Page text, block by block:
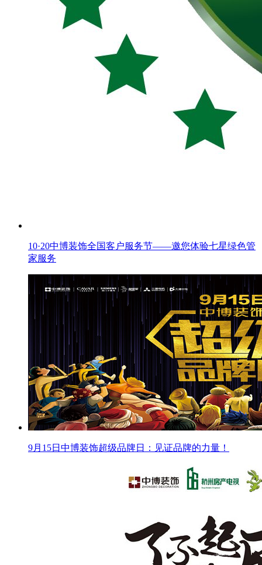
10·20中博装饰全国客户服务节——邀您体验七星绿色管
家服务
9月15日中博装饰超级品牌日：见证品牌的力量！